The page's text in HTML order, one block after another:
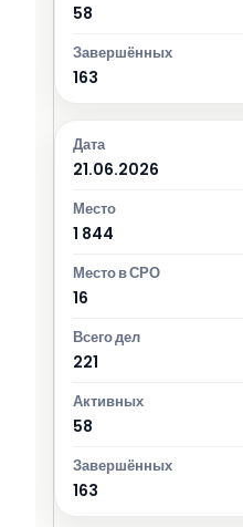
58
163
21.06.2026
1 844
16
221
58
163